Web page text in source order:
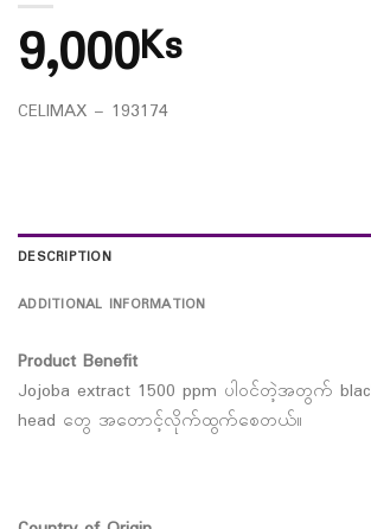
9,000Ks
CELIMAX – 193174
DESCRIPTION
ADDITIONAL INFORMATION
Product Benefit
Jojoba extract 1500 ppm ပါဝင်တဲ့အတွက်
head တွေ အတောင့်လိုက်ထွက်စေတယ်။